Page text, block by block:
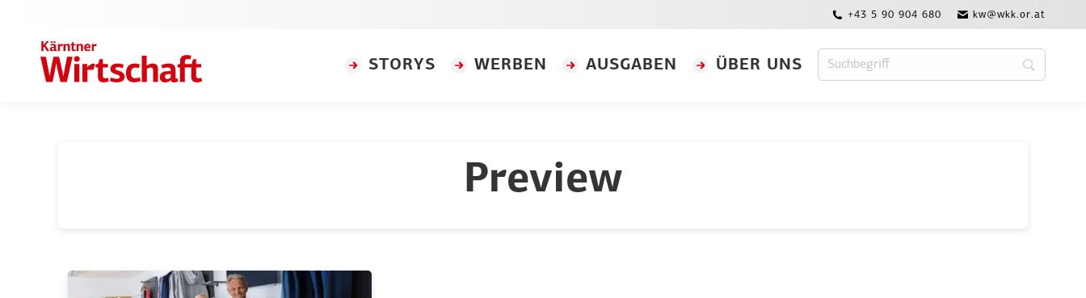
+43 5 90 904 680 kw@wkk.or.at
STORYS WERBEN AUSGABEN ÜBER UNS
Preview